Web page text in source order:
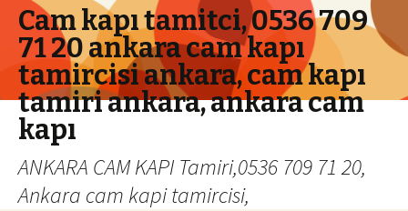
Cam kapı tamitci, 0536 709
71 20 ankara cam kapı
tamircisi ankara, cam kapı
tamiri ankara, ankara cam
kapı
ANKARA CAM KAPI Tamiri,0536 709 71 20,
Ankara cam kapi tamircisi,